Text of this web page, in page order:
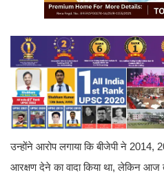
उन्होंने आरोप लगाया कि बीजेपी ने
आरक्षण देने का वादा किया था, लेकिन आज